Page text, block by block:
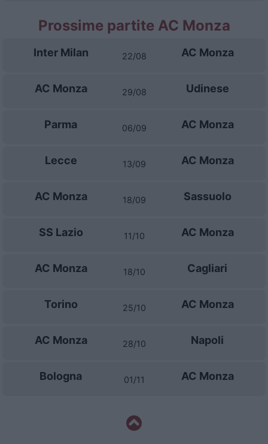
Prossime partite AC Monza
Inter Milan 22/08 AC Monza
AC Monza 29/08 Udinese
Parma 06/09 AC Monza
Lecce 13/09 AC Monza
AC Monza 18/09 Sassuolo
SS Lazio 11/10 AC Monza
AC Monza 18/10 Cagliari
Torino 25/10 AC Monza
AC Monza 28/10 Napoli
Bologna 01/11 AC Monza